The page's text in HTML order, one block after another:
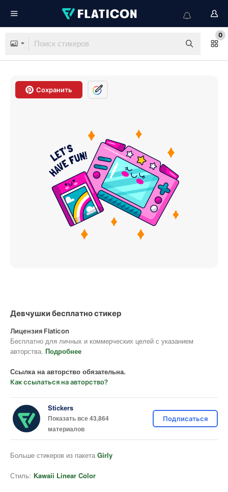
0
Сохранить
Девчушки бесплатно стикер
Лицензия Flaticon
Бесплатно для личных и коммерческих целей с указанием
авторства. Подробнее
Ссылка на авторство обязательна.
Как ссылаться на авторство?
Stickers
Показать все 43,864
материалов
Подписаться
Больше стикеров из пакета Girly
Стиль: Kawaii Linear Color